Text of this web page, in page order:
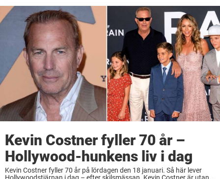
Kevin Costner fyller 70 år –
Hollywood-hunkens liv i dag
Kevin Costner fyller 70 år på lördagen den 18 januari. Så här lever